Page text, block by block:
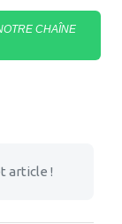
CHAÎNE
article !